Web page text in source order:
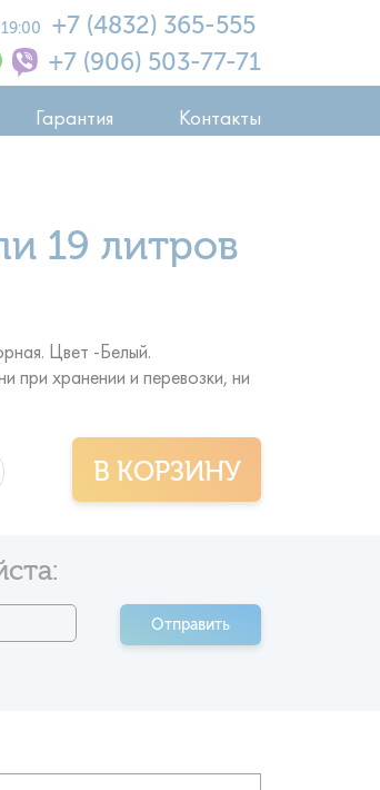
+7 (4832) 365-555
+7 (906) 503-77-71
Гарантия Контакты
19 литров
Цвет -Белый.
хранении и перевозки, ни
В КОРЗИНУ
Отправить